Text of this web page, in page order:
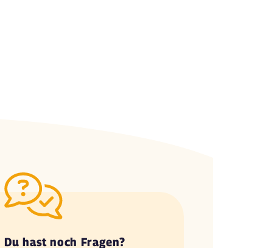
Du hast noch Fragen?